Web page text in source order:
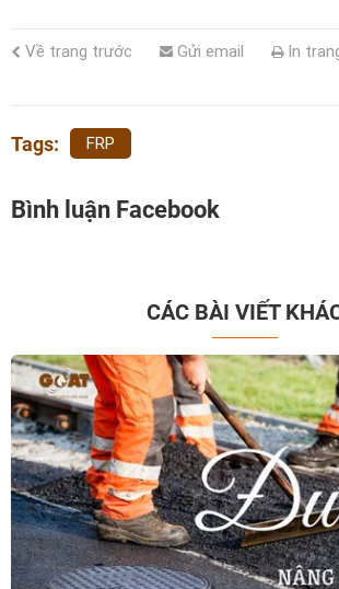
Về trang trước Gửi email In
Tags: FRP
Bình luận Facebook
CÁC BÀI VIẾT